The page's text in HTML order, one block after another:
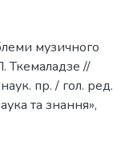
музичного
Ткемаладзе //
пр. / гол. ред.
та знання»,